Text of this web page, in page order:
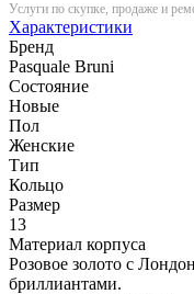
Услуги по скупке, продаже и
Характеристики
Бренд
Pasquale Bruni
Состояние
Новые
Пол
Женские
Тип
Кольцо
Размер
13
Материал корпуса
Розовое золото с
бриллиантами.